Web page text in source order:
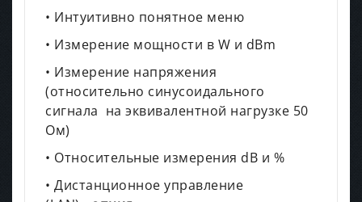
• Интуитивно понятное меню
• Измерение мощности в W и dBm
• Измерение напряжения
(относительно синусоидального
сигнала на эквивалентной нагрузке 50
Ом)
• Относительные измерения dB и %
• Дистанционное управление